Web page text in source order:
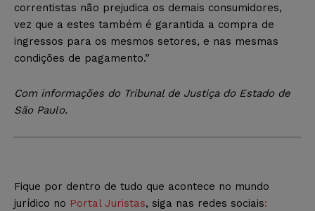
correntistas não prejudica os demais consumidores,
vez que a estes também é garantida a compra de
ingressos para os mesmos setores, e nas mesmas
condições de pagamento.”
Com informações do Tribunal de Justiça do Estado de
São Paulo.
Fique por dentro de tudo que acontece no mundo
jurídico no Portal Juristas, siga nas redes sociais: